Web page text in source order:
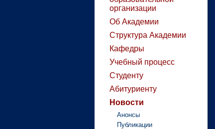
организации
Об Академии
Структура Академии
Кафедры
Учебный процесс
Студенту
Абитуриенту
Новости
Анонсы
Публикации